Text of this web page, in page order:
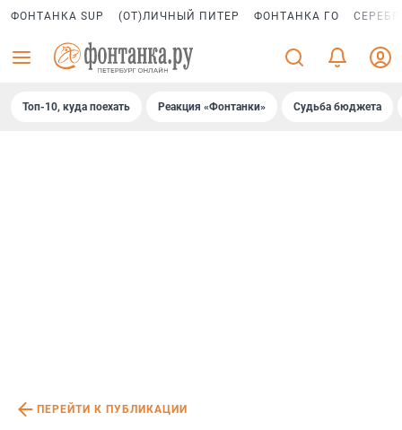
ФОНТАНКА SUP (ОТ)ЛИЧНЫЙ ПИТЕР ФОНТАНКА ГО
Топ-10, куда поехать Реакция «Фонтанки» Судьба бюджета
ПЕРЕЙТИ К ПУБЛИКАЦИИ